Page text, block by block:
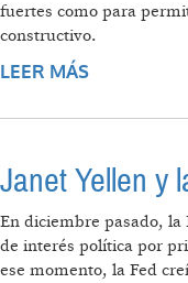
fuertes como para
constructivo.
LEER MÁS
Janet Yellen y
En diciembre pasado, la
de interés política por
ese momento, la Fed